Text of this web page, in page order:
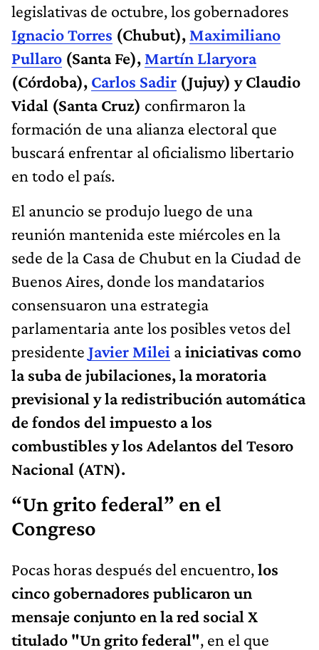
legislativas de octubre, los gobernadores
Ignacio Torres (Chubut), Maximiliano
Pullaro (Santa Fe), Martín Llaryora
(Córdoba), Carlos Sadir (Jujuy) y Claudio
Vidal (Santa Cruz) confirmaron la
formación de una alianza electoral que
buscará enfrentar al oficialismo libertario
en todo el país.
El anuncio se produjo luego de una
reunión mantenida este miércoles en la
sede de la Casa de Chubut en la Ciudad de
Buenos Aires, donde los mandatarios
consensuaron una estrategia
parlamentaria ante los posibles vetos del
presidente Javier Milei ainiciativas como
la suba de jubilaciones, la moratoria
previsional y la redistribución automática
de fondos del impuesto a los
combustibles y los Adelantos del Tesoro
Nacional (ATN).
“Un grito federal” en el
Congreso
Pocas horas después del encuentro,los
cinco gobernadores publicaron un
mensaje conjunto en la red social X
titulado "Un grito federal", en el que